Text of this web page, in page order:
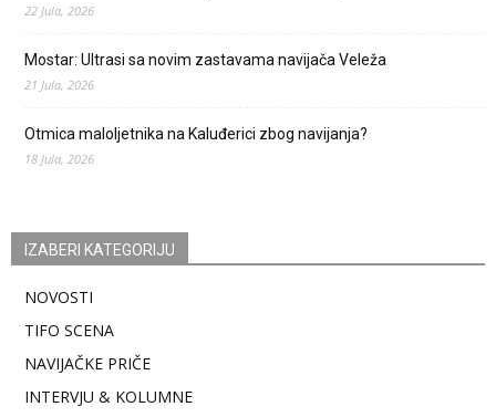
22 Jula, 2026
Mostar: Ultrasi sa novim zastavama navijača Veleža
21 Jula, 2026
Otmica maloljetnika na Kaluđerici zbog navijanja?
18 Jula, 2026
IZABERI KATEGORIJU
NOVOSTI
TIFO SCENA
NAVIJAČKE PRIČE
INTERVJU & KOLUMNE